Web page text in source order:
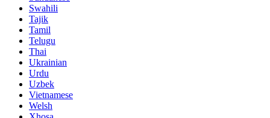
Swahili
Tajik
Tamil
Telugu
Thai
Ukrainian
Urdu
Uzbek
Vietnamese
Welsh